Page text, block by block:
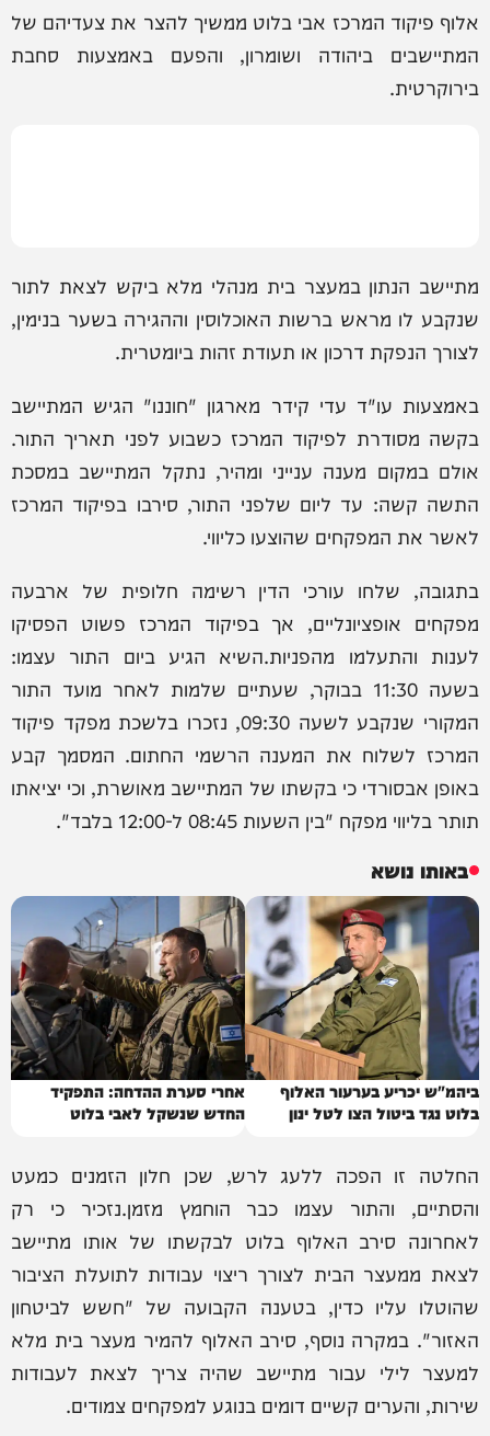
אלוף פיקוד המרכז אבי בלוט ממשיך להצר את צעדיהם של
המתיישבים ביהודה ושומרון, והפעם באמצעות סחבת
בירוקרטית.
מתיישב הנתון במעצר בית מנהלי מלא ביקש לצאת לתור
שנקבע לו מראש ברשות האוכלוסין וההגירה בשער בנימין,
לצורך הנפקת דרכון או תעודת זהות ביומטרית.
באמצעות עו"ד עדי קידר מארגון "חוננו" הגיש המתיישב
בקשה מסודרת לפיקוד המרכז כשבוע לפני תאריך התור.
אולם במקום מענה ענייני ומהיר, נתקל המתיישב במסכת
התשה קשה: עד ליום שלפני התור, סירבו בפיקוד המרכז
לאשר את המפקחים שהוצעו כליווי.
בתגובה, שלחו עורכי הדין רשימה חלופית של ארבעה
מפקחים אופציונליים, אך בפיקוד המרכז פשוט הפסיקו
לענות והתעלמו מהפניות.השיא הגיע ביום התור עצמו:
בשעה 11:30 בבוקר, שעתיים שלמות לאחר מועד התור
המקורי שנקבע לשעה 09:30, נזכרו בלשכת מפקד פיקוד
המרכז לשלוח את המענה הרשמי החתום. המסמך קבע
באופן אבסורדי כי בקשתו של המתיישב מאושרת, וכי יציאתו
תותר בליווי מפקח "בין השעות 08:45 ל-12:00 בלבד".
באותו נושא
ביהמ"ש יכריע בערעור האלוף
בלוט נגד ביטול הצו לטל ינון
אחרי סערת ההדחה: התפקיד
החדש שנשקל לאבי בלוט
החלטה זו הפכה ללעג לרש, שכן חלון הזמנים כמעט
והסתיים, והתור עצמו כבר הוחמץ מזמן.נזכיר כי רק
לאחרונה סירב האלוף בלוט לבקשתו של אותו מתיישב
לצאת ממעצר הבית לצורך ריצוי עבודות לתועלת הציבור
שהוטלו עליו כדין, בטענה הקבועה של "חשש לביטחון
האזור". במקרה נוסף, סירב האלוף להמיר מעצר בית מלא
למעצר לילי עבור מתיישב שהיה צריך לצאת לעבודות
שירות, והערים קשיים דומים בנוגע למפקחים צמודים.